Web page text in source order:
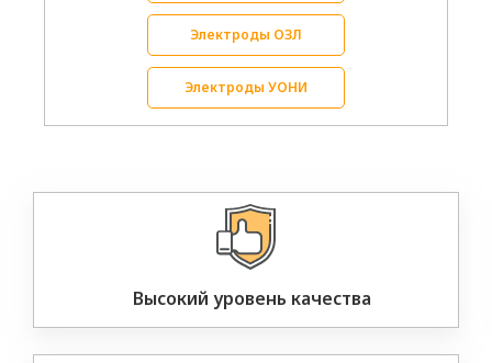
Электроды ОЗЛ
Электроды УОНИ
Высокий уровень качества